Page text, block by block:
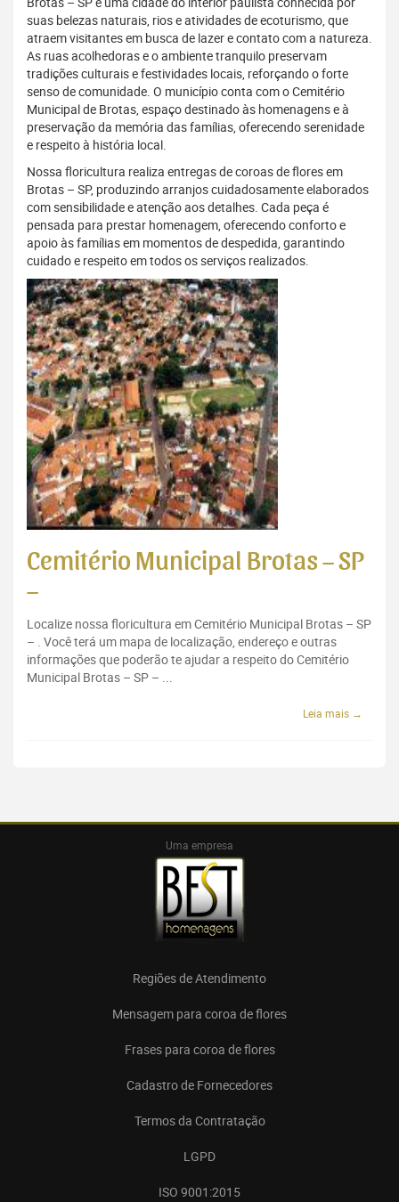
suas belezas naturais, rios e atividades de ecoturismo, que
atraem visitantes em busca de lazer e contato com a natureza.
As ruas acolhedoras e o ambiente tranquilo preservam
tradições culturais e festividades locais, reforçando o forte
senso de comunidade. O município conta com o Cemitério
Municipal de Brotas, espaço destinado às homenagens e à
preservação da memória das famílias, oferecendo serenidade
e respeito à história local.
Nossa floricultura realiza entregas de coroas de flores em
Brotas – SP, produzindo arranjos cuidadosamente elaborados
com sensibilidade e atenção aos detalhes. Cada peça é
pensada para prestar homenagem, oferecendo conforto e
apoio às famílias em momentos de despedida, garantindo
cuidado e respeito em todos os serviços realizados.
Cemitério Municipal Brotas – SP
–
Localize nossa floricultura em Cemitério Municipal Brotas – SP
– . Você terá um mapa de localização, endereço e outras
informações que poderão te ajudar a respeito do Cemitério
Municipal Brotas – SP – ...
Leia mais →
Uma empresa
Regiões de Atendimento
Mensagem para coroa de flores
Frases para coroa de flores
Cadastro de Fornecedores
Termos da Contratação
LGPD
ISO 9001:2015